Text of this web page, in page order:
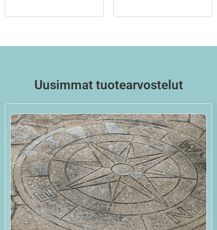
Uusimmat tuotearvostelut